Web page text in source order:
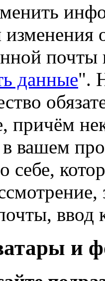
изменения
данные".
причём
в вашем
ввод
и